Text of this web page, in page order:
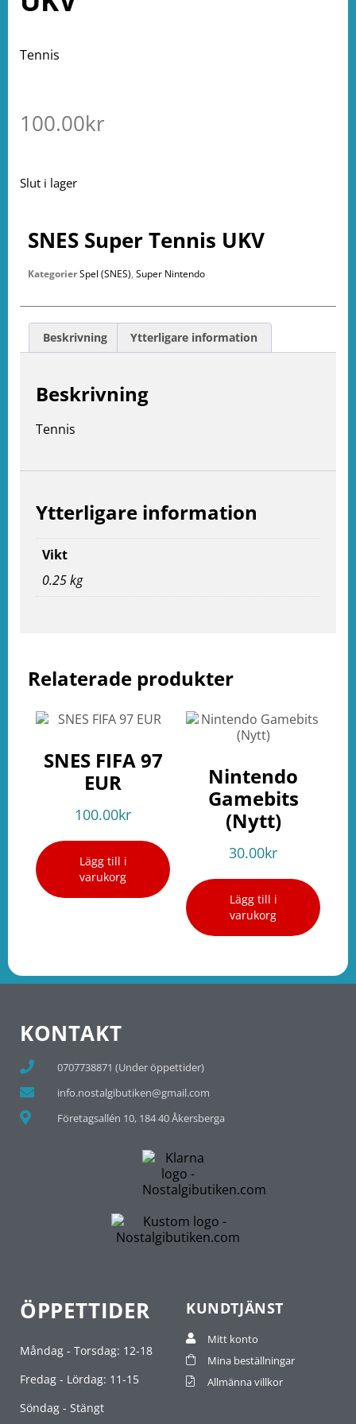
Tennis
100.00kr
Slut i lager
Relaterade produkter
SNES FIFA 97
EUR
100.00kr
Lägg till i
varukorg
Nintendo
Gamebits
(Nytt)
30.00kr
Lägg till i
varukorg
SNES Super Tennis UKV
KategorierSpel (SNES), Super Nintendo
Beskrivning Ytterligare information
Beskrivning
Tennis
Ytterligare information
Vikt
0.25 kg
KONTAKT
0707738871 (Under öppettider)
info.nostalgibutiken@gmail.com
Företagsallén 10, 184 40 Åkersberga
ÖPPETTIDER
Måndag - Torsdag: 12-18
Fredag - Lördag: 11-15
Söndag - Stängt
KUNDTJÄNST
Mitt konto
Mina beställningar
Allmänna villkor